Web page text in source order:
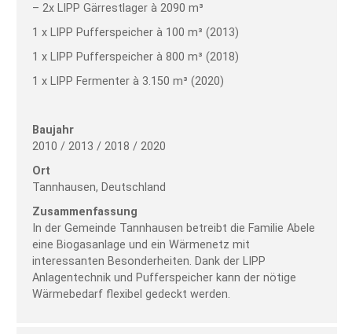
– 2x LIPP Gärrestlager à 2090 m³
1 x LIPP Pufferspeicher à 100 m³ (2013)
1 x LIPP Pufferspeicher à 800 m³ (2018)
1 x LIPP Fermenter à 3.150 m³ (2020)
Baujahr
2010 / 2013 / 2018 / 2020
Ort
Tannhausen, Deutschland
Zusammenfassung
In der Gemeinde Tannhausen betreibt die Familie Abele
eine Biogasanlage und ein Wärmenetz mit
interessanten Besonderheiten. Dank der LIPP
Anlagentechnik und Pufferspeicher kann der nötige
Wärmebedarf flexibel gedeckt werden.